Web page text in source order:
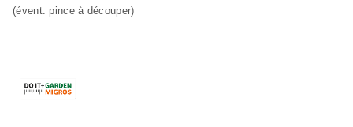
(évent. pince à découper)